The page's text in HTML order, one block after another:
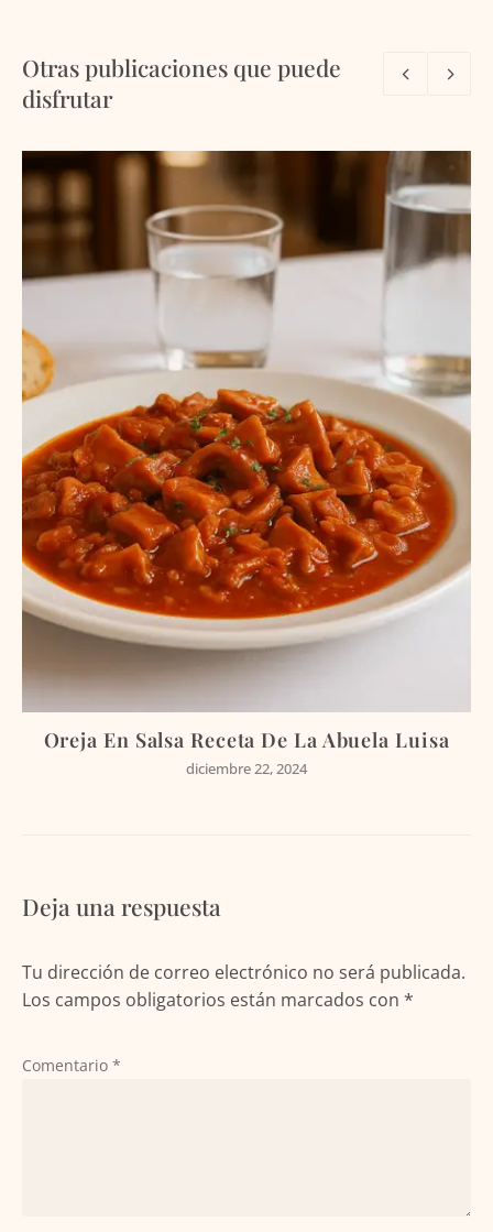
Otras publicaciones que puede
disfrutar
Oreja En Salsa Receta De La Abuela Luisa
diciembre 22, 2024
Deja una respuesta
Tu dirección de correo electrónico no será publicada.
Los campos obligatorios están marcados con *
Comentario *